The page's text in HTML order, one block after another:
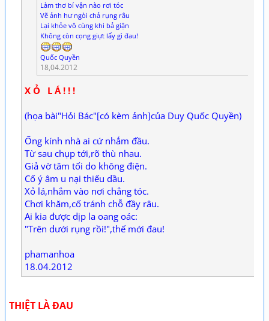
Làm thơ bí vận nào rơi tóc
Vẽ ảnh hư ngòi chả rụng râu
Lại khỏe vô cùng khi bả giận
Không còn cọng giựt lấy gì đau!
Quốc Quyền
18,04.2012
X Ỏ L Á ! ! !
(họa bài"Hỏi Bác"[có kèm ảnh]của Duy Quốc Quyền)
Ống kính nhà ai cứ nhắm đầu.
Từ sau chụp tới,rõ thù nhau.
Giả vờ tăm tối do không điện.
Cố ý âm u nại thiếu dầu.
Xỏ lá,nhắm vào nơi chẳng tóc.
Chơi khăm,cố tránh chỗ đầy râu.
Ai kia được dịp la oang oác:
"Trên dưới rụng rồi!",thế mới đau!
phamanhoa
18.04.2012
THIỆT LÀ ĐAU